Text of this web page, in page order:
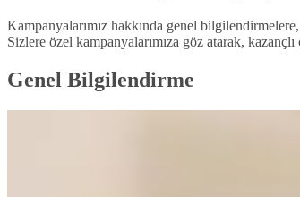
Kampanyalarımız hakkında genel
Sizlere özel kampanyalarımıza göz atarak,
Genel Bilgilendirme